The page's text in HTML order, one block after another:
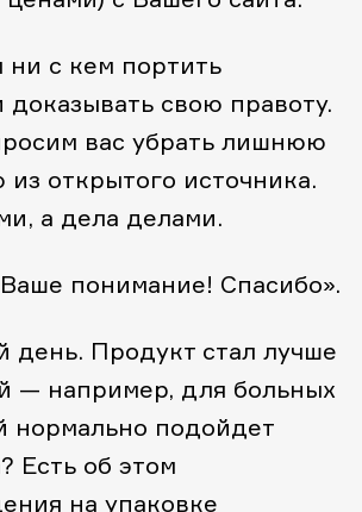
с кем портить
свою правоту.
вас убрать лишнюю
открытого источника.
а дела делами.
понимание! Спасибо».
день. Продукт стал лучше
— например, для больных
нормально подойдет
Есть об этом
на упаковке